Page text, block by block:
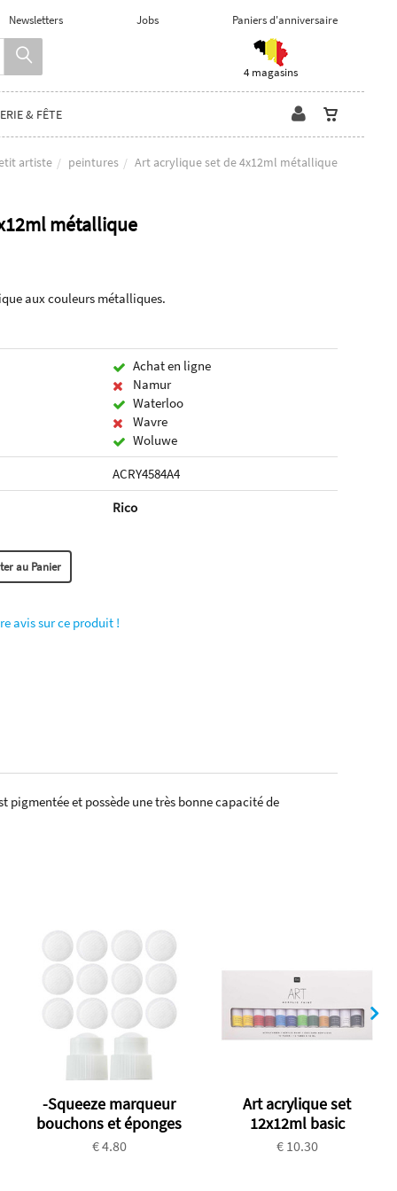
Newsletters Jobs Paniers d'anniversaire
4 magasins
& FÊTE
artiste peintures Art acrylique set de 4x12ml métallique
métallique
aux couleurs métalliques.
Achat en ligne
Namur
Waterloo
Wavre
Woluwe
ACRY4584A4
Rico
avis sur ce produit !
et possède une très bonne capacité de
-Squeeze marqueur
bouchons et éponges
€ 4.80
Art acrylique set
12x12ml basic
€ 10.30